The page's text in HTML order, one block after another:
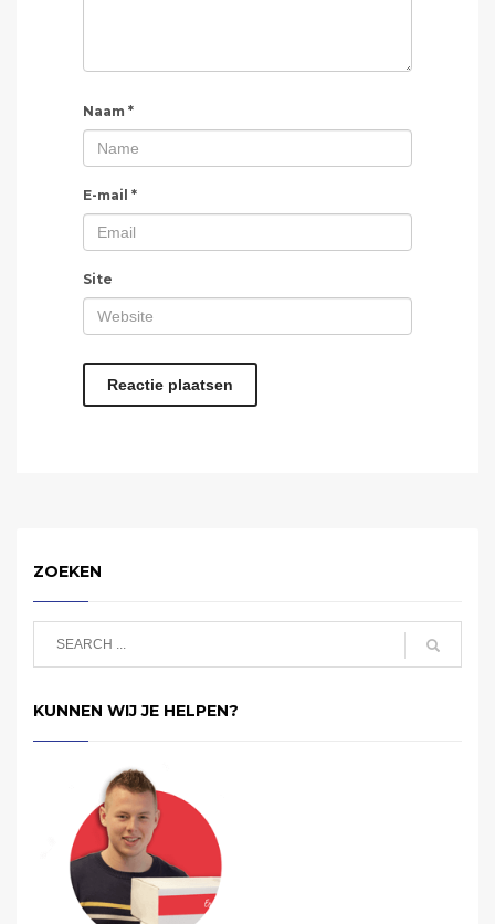
Naam *
E-mail *
Site
ZOEKEN
KUNNEN WIJ JE HELPEN?